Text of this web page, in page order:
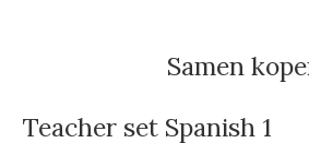
Samen
Teacher set Spanish 1